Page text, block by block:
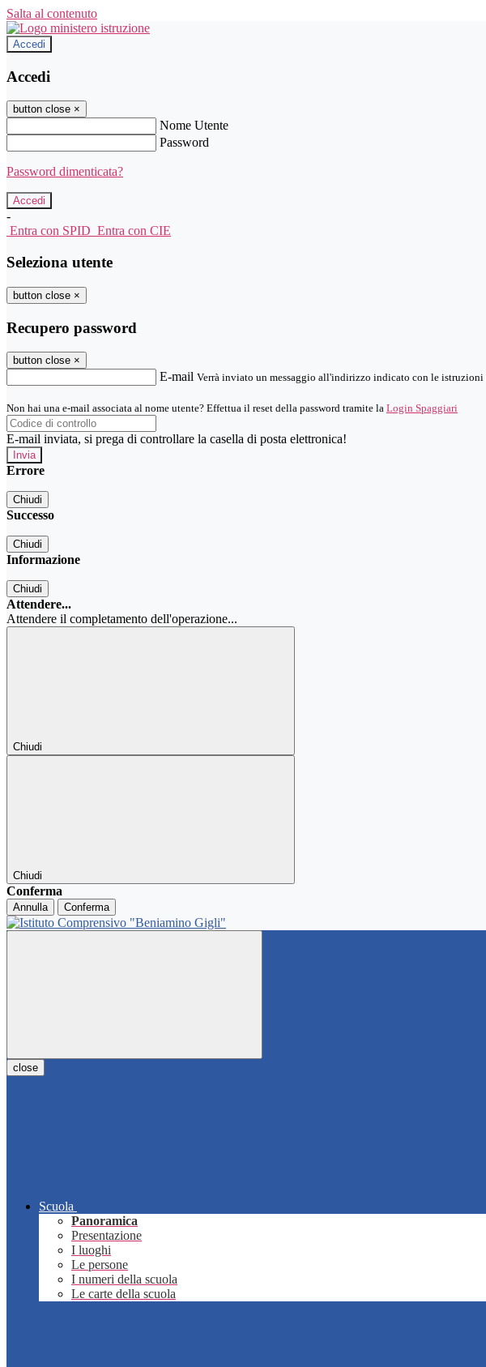
Salta al contenuto
Accedi
Accedi
button close ×
Nome Utente
Password
Password dimenticata?
-
Entra con SPID Entra con CIE
Seleziona utente
button close ×
Recupero password
button close ×
E-mail Verrà inviato un messaggio all'indirizzo indicato con le istruzioni
Non hai una e-mail associata al nome utente? Effettua il reset della password tramite la Login Spaggiari
E-mail inviata, si prega di controllare la casella di posta elettronica!
Errore
Chiudi
Successo
Chiudi
Informazione
Chiudi
Attendere...
Attendere il completamento dell'operazione...
Chiudi
Chiudi
Conferma
Annulla Conferma
close
Scuola
Panoramica
Presentazione
I luoghi
Le persone
I numeri della scuola
Le carte della scuola